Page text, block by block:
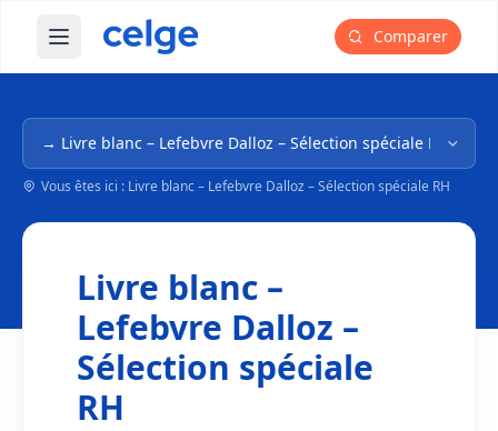
Ouvrir le menu principal Comparer
Navigation dans l'arborescence
Vous êtes ici : Livre blanc – Lefebvre Dalloz – Sélection spéciale RH
Livre blanc –
Lefebvre Dalloz –
Sélection spéciale
RH